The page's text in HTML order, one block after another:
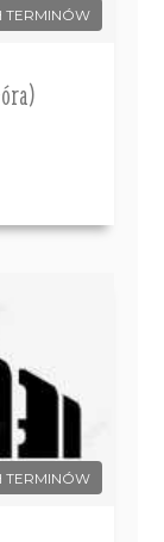
TERMINÓW
TERMINÓW